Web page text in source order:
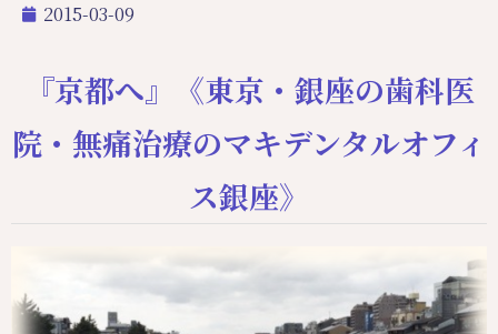
2015-03-09
『京都へ』《東京・銀座の歯科医
院・無痛治療のマキデンタルオフィ
ス銀座》